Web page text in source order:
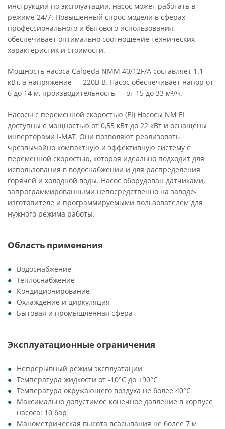
инструкции по эксплуатации, насос может работать в
режиме 24/7. Повышенный спрос модели в сферах
профессионального и бытового использования
обеспечивает оптимально соотношение технических
характеристик и стоимости.
Мощность насоса Calpeda NMM 40/12F/A составляет 1.1
кВт, а напряжение — 220В В. Насос обеспечивает напор от
6 до 14 м, производительность — от 15 до 33 м³/ч.
Насосы с переменной скоростью (EI) Насосы NM EI
доступны с мощностью от 0,55 кВт до 22 кВт и оснащены
инверторами I-MAT. Они позволяют реализовать
чрезвычайно компактную и эффективную систему с
переменной скоростью, которая идеально подходит для
использования в водоснабжении и для распределения
горячей и холодной воды. Насос оборудован датчиками,
запрограммированными непосредственно на заводе-
изготовителе и программируемыми пользователем для
нужного режима работы.
Область применения
Водоснабжение
Теплоснабжение
Кондиционирование
Охлаждение и циркуляция
Бытовая и промышленная сфера
Эксплуатационные ограничения
Непрерывный режим эксплуатации
Температура жидкости от -10°C до +90°C
Температура окружающего воздуха не более 40°C
Максимально допустимое конечное давление в корпусе
насоса: 10 бар
Манометрическая высота всасывания не более 7 м